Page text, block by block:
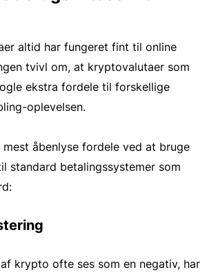
altid har fungeret fint til online
tvivl om, at kryptovalutaer som
ekstra fordele til forskellige
oplevelsen.
åbenlyse fordele ved at bruge
standard betalingssystemer som
krypto ofte ses som en negativ, har